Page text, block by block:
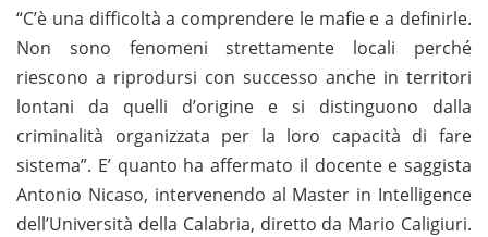
“C’è una difficoltà a comprendere le mafie e a definirle.
Non sono fenomeni strettamente locali perché
riescono a riprodursi con successo anche in territori
lontani da quelli d’origine e si distinguono dalla
criminalità organizzata per la loro capacità di fare
sistema”. E’ quanto ha affermato il docente e saggista
Antonio Nicaso, intervenendo al Master in Intelligence
dell’Università della Calabria, diretto da Mario Caligiuri.